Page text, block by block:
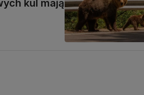
kul mają